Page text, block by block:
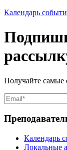
Календарь
Получайте самые
Календарь
Локальные